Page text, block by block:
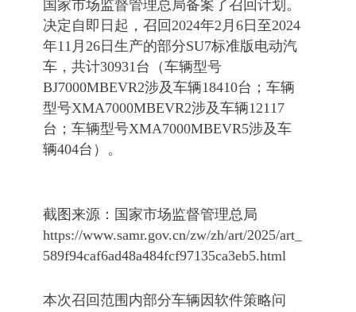
国家市场监督管理总局备案了召回计划。
决定自即日起，召回2024年2月6日至2024
年11月26日生产的部分SU7标准版电动汽
车，共计30931台（车辆型号
BJ7000MBEVR2涉及车辆18410台；车辆
型号XMA7000MBEVR2涉及车辆12117
台；车辆型号XMA7000MBEVR5涉及车
辆404台）。
截图来源：国家市场监督管理总局
https://www.samr.gov.cn/zw/zh/art/2025/art_
589f94caf6ad48a484fcf97135ca3eb5.html
本次召回范围内部分车辆因软件策略问